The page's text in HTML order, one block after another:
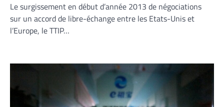
Le surgissement en début d’année 2013 de négociations
sur un accord de libre-échange entre les Etats-Unis et
l’Europe, le TTIP…